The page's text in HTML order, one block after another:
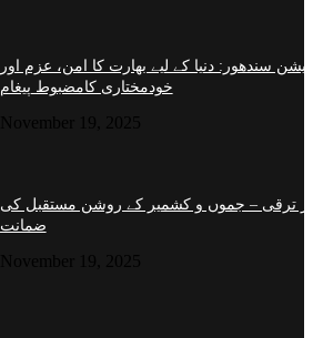
سندھور: دنیا کے لیے بھارت کا امن، عزم اور
خودمختاری کامضبوط پیغام
ترقی – جموں و کشمیر کے روشن مستقبل کی
ضمانت